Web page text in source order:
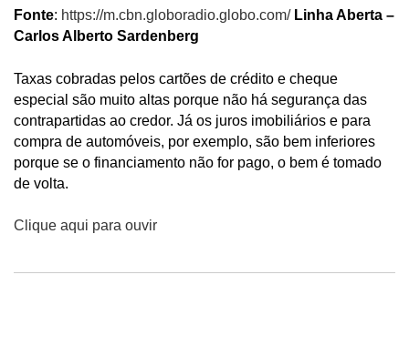
Fonte: https://m.cbn.globoradio.globo.com/ Linha Aberta –
Carlos Alberto Sardenberg
Taxas cobradas pelos cartões de crédito e cheque
especial são muito altas porque não há segurança das
contrapartidas ao credor. Já os juros imobiliários e para
compra de automóveis, por exemplo, são bem inferiores
porque se o financiamento não for pago, o bem é tomado
de volta.
Clique aqui para ouvir